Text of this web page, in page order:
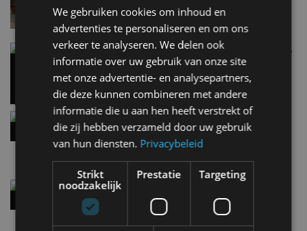
Carbon fibre op je laadkabel: nergens voor nodig,
en precies daarom geweldig
5 aug
Hennessey Blackbird krijgt atmosferische V8 en
handbak: soms is eenvoud leuker
5 aug
Audi A2 e-Tron mikt op verbruik van 12,8 kWh
per 100 kilometer
We gebruiken cookies om inhoud en
advertenties te personaliseren en om ons
verkeer te analyseren. We delen ook
informatie over uw gebruik van onze site
met onze advertentie- en analysepartners,
die deze kunnen combineren met andere
informatie die u aan hen heeft verstrekt of
die zij hebben verzameld door uw gebruik
van hun diensten. Privacybeleid
Strikt
noodzakelijk
Prestatie Targeting